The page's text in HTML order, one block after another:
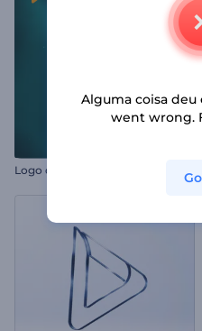
Logo de Neon Luminoso
Alguma coisa
went wrong.